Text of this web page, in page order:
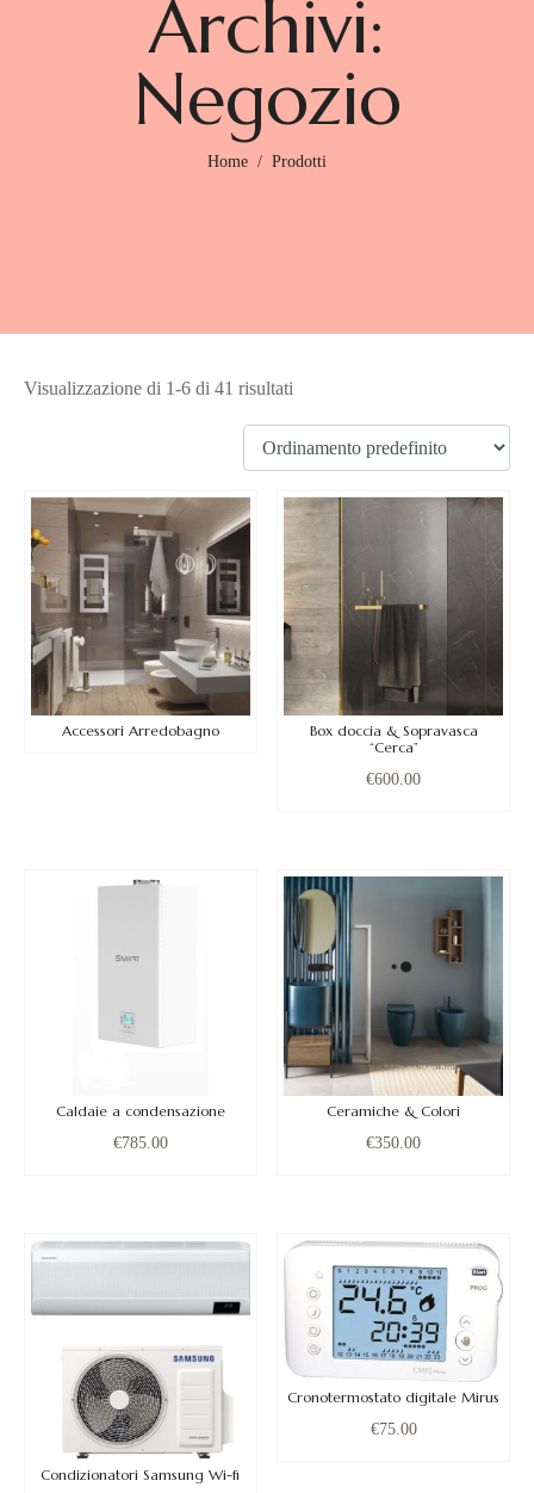
Archivi:
Negozio
Home Prodotti
Visualizzazione di 1-6 di 41 risultati
Accessori Arredobagno
Box doccia & Sopravasca
“Cerca”
€600.00
Caldaie a condensazione
€785.00
Ceramiche & Colori
€350.00
Condizionatori Samsung Wi-fi
Cronotermostato digitale Mirus
€75.00